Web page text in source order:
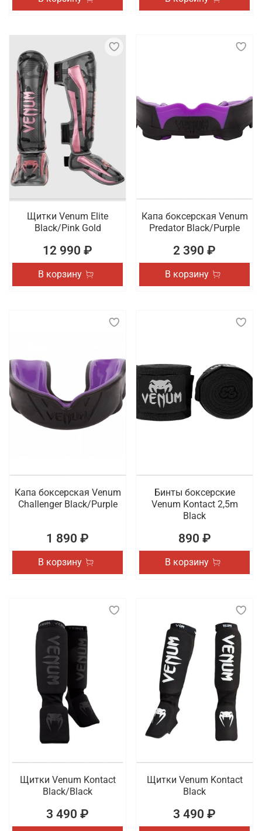
Щитки Venum Elite
Black/Pink Gold
12 990 ₽
В корзину
Капа боксерская Venum
Predator Black/Purple
2 390 ₽
В корзину
Капа боксерская Venum
Challenger Black/Purple
1 890 ₽
В корзину
Бинты боксерские
Venum Kontact 2,5m
Black
890 ₽
В корзину
Щитки Venum Kontact
Black/Black
3 490 ₽
Щитки Venum Kontact
Black
3 490 ₽